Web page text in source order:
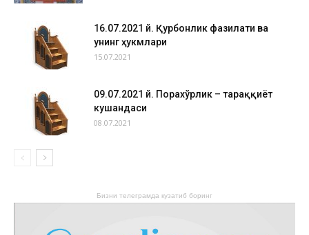
16.07.2021 й. Қурбонлик фазилати ва
унинг ҳукмлари
15.07.2021
09.07.2021 й. Порахўрлик – тараққиёт
кушандаси
08.07.2021
Бизни телеграмда кузатиб боринг